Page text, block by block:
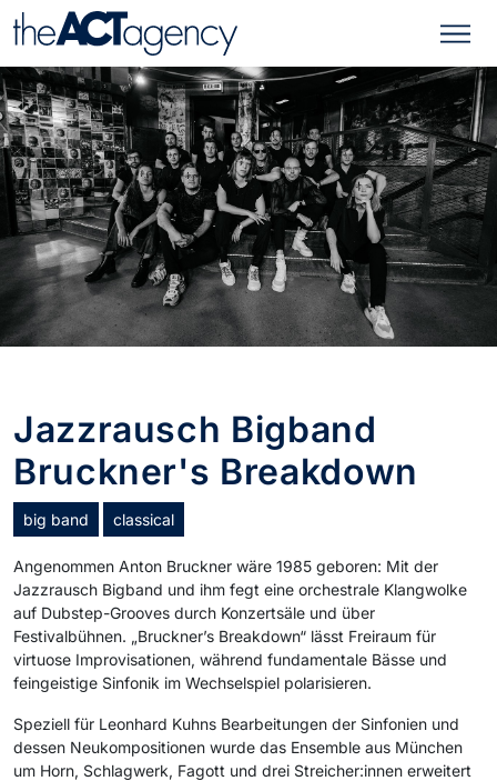
Jazzrausch Bigband
Bruckner's Breakdown
big band classical
Angenommen Anton Bruckner wäre 1985 geboren: Mit der
Jazzrausch Bigband und ihm fegt eine orchestrale Klangwolke
auf Dubstep-Grooves durch Konzertsäle und über
Festivalbühnen. „Bruckner’s Breakdown“ lässt Freiraum für
virtuose Improvisationen, während fundamentale Bässe und
feingeistige Sinfonik im Wechselspiel polarisieren.
Speziell für Leonhard Kuhns Bearbeitungen der Sinfonien und
dessen Neukompositionen wurde das Ensemble aus München
um Horn, Schlagwerk, Fagott und drei Streicher:innen erweitert